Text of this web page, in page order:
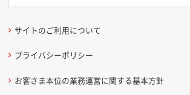
サイトのご利用について
プライバシーポリシー
お客さま本位の業務運営に関する基本方針